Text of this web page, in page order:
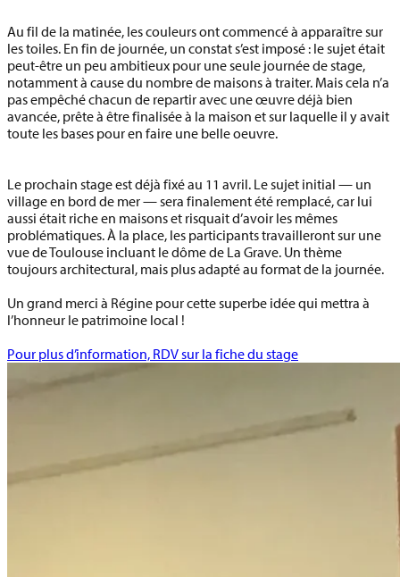
Au fil de la matinée, les couleurs ont commencé à apparaître sur
les toiles. En fin de journée, un constat s’est imposé : le sujet était
peut-être un peu ambitieux pour une seule journée de stage,
notamment à cause du nombre de maisons à traiter. Mais cela n’a
pas empêché chacun de repartir avec une œuvre déjà bien
avancée, prête à être finalisée à la maison et sur laquelle il y avait
toute les bases pour en faire une belle oeuvre.
Le prochain stage est déjà fixé au 11 avril. Le sujet initial — un
village en bord de mer — sera finalement été remplacé, car lui
aussi était riche en maisons et risquait d’avoir les mêmes
problématiques. À la place, les participants travailleront sur une
vue de Toulouse incluant le dôme de La Grave. Un thème
toujours architectural, mais plus adapté au format de la journée.
Un grand merci à Régine pour cette superbe idée qui mettra à
l’honneur le patrimoine local !
Pour plus d’information, RDV sur la fiche du stage